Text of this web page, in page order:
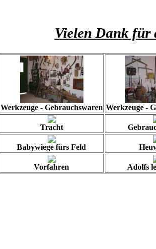
Vielen Dank für
Werkzeuge - Gebrauchswaren Werkzeuge -
Tracht
Babywiege fürs Feld
Vorfahren
Adolfs